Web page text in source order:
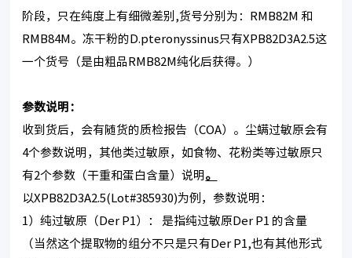
阶段，只在纯度上有细微差别,货号分别为：RMB82M 和
RMB84M。冻干粉的D.pteronyssinus只有XPB82D3A2.5这
一个货号（是由粗品RMB82M纯化后获得。）
参数说明：
收到货后，会有随货的质检报告（COA）。尘螨过敏原会有
4个参数说明，其他类过敏原，如食物、花粉类等过敏原只
有2个参数（干重和蛋白含量）说明 。
以XPB82D3A2.5(Lot#385930)为例，参数说明：
1）纯过敏原（Der P1）： 是指纯过敏原Der P1 的含量
（当然这个提取物的组分不只是只有Der P1,也有其他形式